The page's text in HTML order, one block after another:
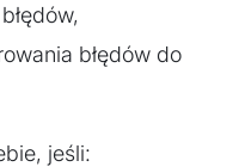
błędów do
jeśli: